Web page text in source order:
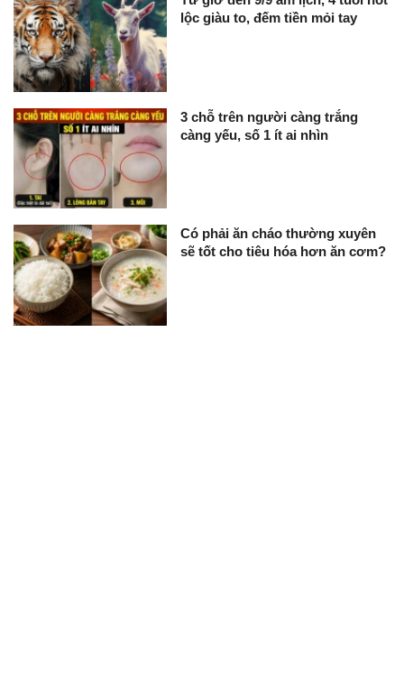
lộc giàu to, đếm tiền mỏi tay
3 chỗ trên người càng trắng
càng yếu, số 1 ít ai nhìn
Có phải ăn cháo thường xuyên
sẽ tốt cho tiêu hóa hơn ăn cơm?